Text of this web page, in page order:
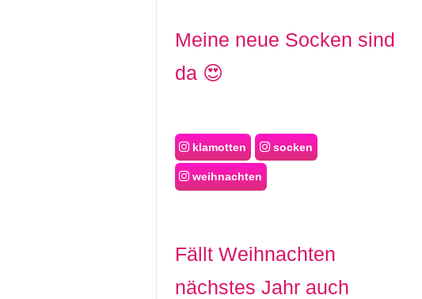
Meine neue Socken sind
da 😍
klamotten socken
weihnachten
Fällt Weihnachten
nächstes Jahr auch